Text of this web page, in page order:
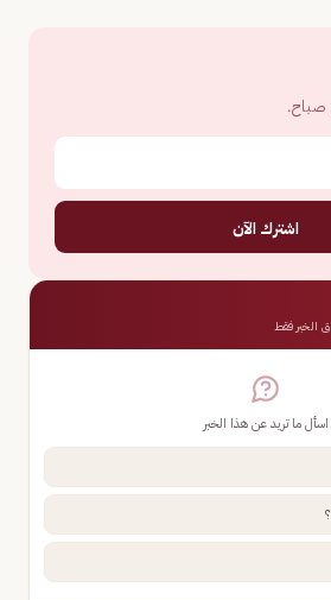
صباح.
اشترك الآن
الخبر فقط
اسأل ما تريد عن هذا الخبر